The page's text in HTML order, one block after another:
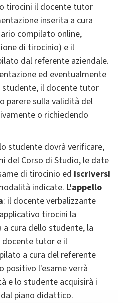
tirocini il docente tutor
inserita a cura
compilato online,
di tirocinio) e il
dal referente aziendale.
ed eventualmente
il docente tutor
parere sulla validità del
o richiedendo
studente dovrà verificare,
del Corso di Studio, le date
di tirocinio ed iscriversi
indicate. L'appello
: il docente verbalizzante
tirocini la
cura dello studente, la
docente tutor e il
a cura del referente
positivo l'esame verrà
e lo studente acquisirà i
piano didattico.